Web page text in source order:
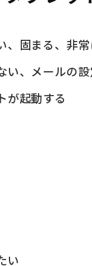
、固まる、非
い、メールの設
が起動する
い